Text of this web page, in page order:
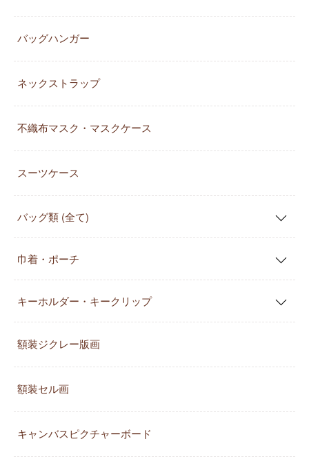
バッグハンガー
ネックストラップ
不織布マスク・マスクケース
スーツケース
バッグ類 (全て)
巾着・ポーチ
キーホルダー・キークリップ
額装ジクレー版画
額装セル画
キャンバスピクチャーボード